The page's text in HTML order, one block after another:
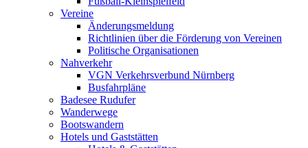
Vereine
Änderungsmeldung
Richtlinien über die Förderung von Vereinen
Politische Organisationen
Nahverkehr
VGN Verkehrsverbund Nürnberg
Busfahrpläne
Badesee Rudufer
Wanderwege
Bootswandern
Hotels und Gaststätten